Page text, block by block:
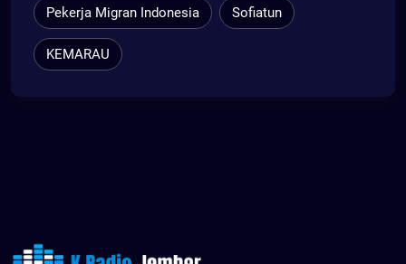
Pekerja Migran Indonesia Sofiatun
KEMARAU